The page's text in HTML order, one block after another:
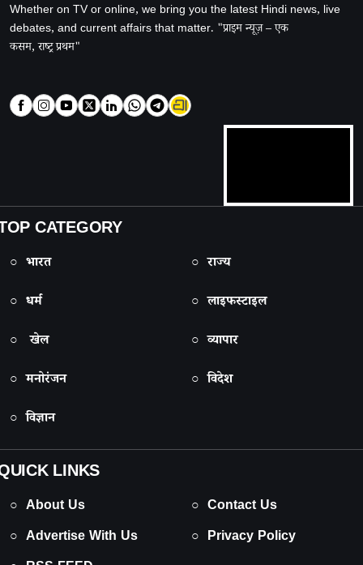
Whether on TV or online, we bring you the latest Hindi news, live
debates, and current affairs that matter. "प्राइम न्यूज़ – एक
कसम, राष्ट्र प्रथम"
CATEGORY
○ भारत
○ राज्य
○ धर्म
○ लाइफस्टाइल
○ खेल
○ व्यापार
○ मनोरंजन
○ विदेश
○ विज्ञान
LINKS
○ About Us
○ Contact Us
○ Advertise With Us
○ Privacy Policy